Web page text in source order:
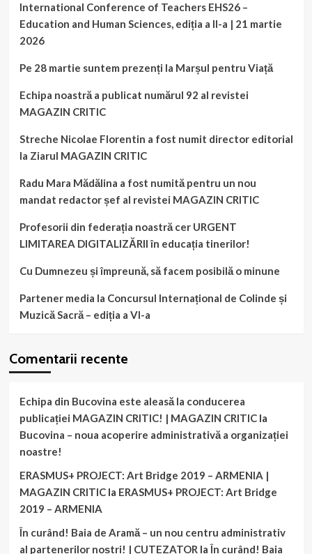
International Conference of Teachers EHS26 –
Education and Human Sciences, ediția a II-a | 21 martie
2026
Pe 28 martie suntem prezenți la Marșul pentru Viață
Echipa noastră a publicat numărul 92 al revistei
MAGAZIN CRITIC
Streche Nicolae Florentin a fost numit director editorial
la Ziarul MAGAZIN CRITIC
Radu Mara Mădălina a fost numită pentru un nou
mandat redactor șef al revistei MAGAZIN CRITIC
Profesorii din federația noastră cer URGENT
LIMITAREA DIGITALIZĂRII în educația tinerilor!
Cu Dumnezeu și împreună, să facem posibilă o minune
Partener media la Concursul Internațional de Colinde și
Muzică Sacră – ediția a VI-a
Comentarii recente
Echipa din Bucovina este aleasă la conducerea
publicației MAGAZIN CRITIC! | MAGAZIN CRITICla
Bucovina – noua acoperire administrativă a organizației
noastre!
ERASMUS+ PROJECT: Art Bridge 2019 – ARMENIA |
MAGAZIN CRITICla ERASMUS+ PROJECT: Art Bridge
2019 – ARMENIA
În curând! Baia de Aramă – un nou centru administrativ
al partenerilor noștri! | CUTEZATOR laÎn curând! Baia